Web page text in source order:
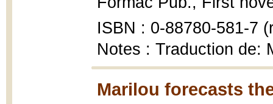
ISBN : 0-88780-581-7
Notes : Traduction de:
Marilou forecasts